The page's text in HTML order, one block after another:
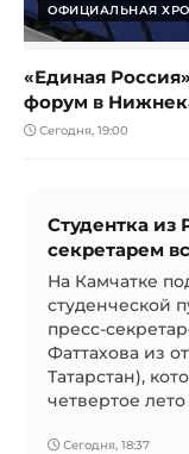
ОФИЦИАЛЬНАЯ
«Единая
форум в
Сегодня, 19:00
Студентка из
секретарем
На Камчатке
студенческой
пресс-
Фаттахова из
Татарстан),
четвертое лето
Сегодня, 18:37